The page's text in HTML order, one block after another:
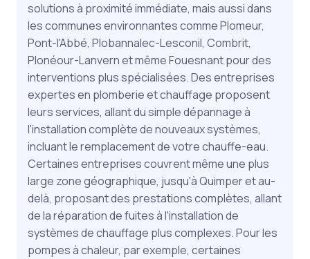
solutions à proximité immédiate, mais aussi dans
les communes environnantes comme Plomeur,
Pont-l'Abbé, Plobannalec-Lesconil, Combrit,
Plonéour-Lanvern et même Fouesnant pour des
interventions plus spécialisées. Des entreprises
expertes en plomberie et chauffage proposent
leurs services, allant du simple dépannage à
l'installation complète de nouveaux systèmes,
incluant le remplacement de votre chauffe-eau.
Certaines entreprises couvrent même une plus
large zone géographique, jusqu'à Quimper et au-
delà, proposant des prestations complètes, allant
de la réparation de fuites à l'installation de
systèmes de chauffage plus complexes. Pour les
pompes à chaleur, par exemple, certaines